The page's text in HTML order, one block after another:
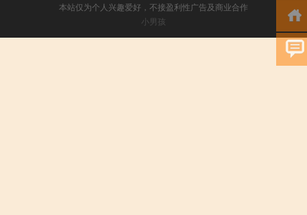
本站仅为个人兴趣爱好，不接盈利性广告及商业合作
小男孩